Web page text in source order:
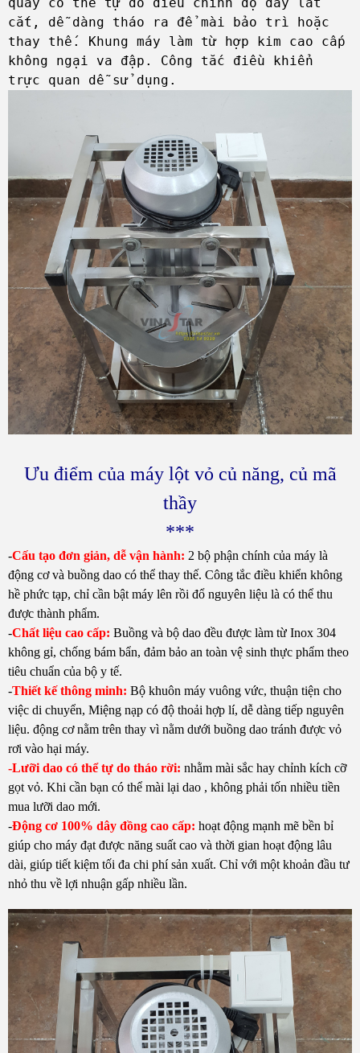
quay có thể tự do điều chỉnh độ dày lát
cắt, dễ dàng tháo ra để mài bảo trì hoặc
thay thế. Khung máy làm từ hợp kim cao cấp
không ngại va đập. Công tắc điều khiển
trực quan dễ sử dụng.
Ưu điểm của máy lột vỏ củ năng, củ mã
thầy
***
-Cấu tạo đơn giản, dễ vận hành: 2 bộ phận chính của máy là
động cơ và buồng dao có thể thay thế. Công tắc điều khiển không
hề phức tạp, chỉ cần bật máy lên rồi đổ nguyên liệu là có thể thu
được thành phẩm.
-Chất liệu cao cấp: Buồng và bộ dao đều được làm từ Inox 304
không gỉ, chống bám bẩn, đảm bảo an toàn vệ sinh thực phẩm theo
tiêu chuẩn của bộ y tế.
-Thiết kế thông minh: Bộ khuôn máy vuông vức, thuận tiện cho
việc di chuyển, Miệng nạp có độ thoải hợp lí, dễ dàng tiếp nguyên
liệu. động cơ nằm trên thay vì nằm dưới buồng dao tránh được vỏ
rơi vào hại máy.
-Lưỡi dao có thể tự do tháo rời: nhằm mài sắc hay chỉnh kích cỡ
gọt vỏ. Khi cần bạn có thể mài lại dao , không phải tốn nhiều tiền
mua lưỡi dao mới.
-Động cơ 100% dây đồng cao cấp: hoạt động mạnh mẽ bền bỉ
giúp cho máy đạt được năng suất cao và thời gian hoạt động lâu
dài, giúp tiết kiệm tối đa chi phí sản xuất. Chỉ với một khoản đầu tư
nhỏ thu về lợi nhuận gấp nhiều lần.